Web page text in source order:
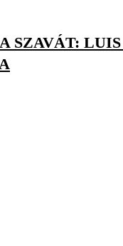
SZAVÁT: